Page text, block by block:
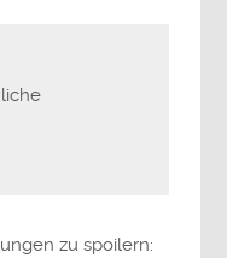
zu spoilern: